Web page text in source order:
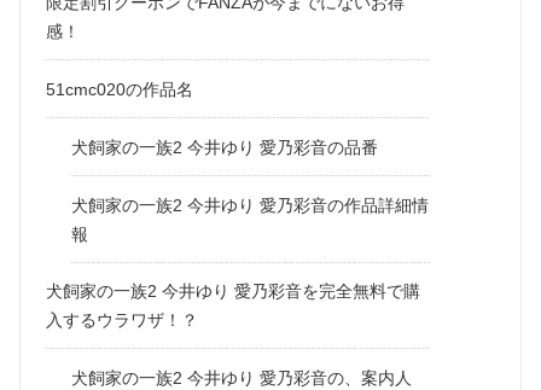
感！
51cmc020の作品名
犬飼家の一族2 今井ゆり 愛乃彩音の品番
犬飼家の一族2 今井ゆり 愛乃彩音の作品詳細情
報
犬飼家の一族2 今井ゆり 愛乃彩音を完全無料で購
入するウラワザ！？
犬飼家の一族2 今井ゆり 愛乃彩音の、案内人